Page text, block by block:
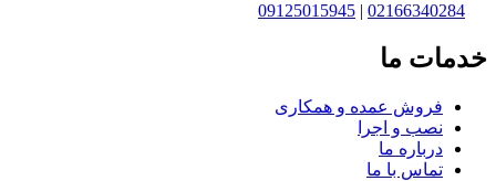
02166340284
|
09125015945
خدمات ما
فروش عمده و همکاری
نصب و اجرا
درباره ما
تماس با ما